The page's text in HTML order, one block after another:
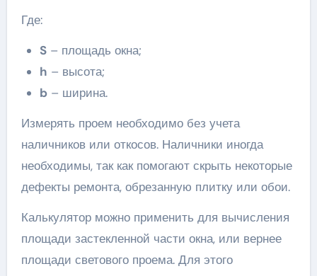
Где:
S– площадь окна;
h – высота;
b– ширина.
Измерять проем необходимо без учета
наличников или откосов. Наличники иногда
необходимы, так как помогают скрыть некоторые
дефекты ремонта, обрезанную плитку или обои.
Калькулятор можно применить для вычисления
площади застекленной части окна, или вернее
площади светового проема. Для этого